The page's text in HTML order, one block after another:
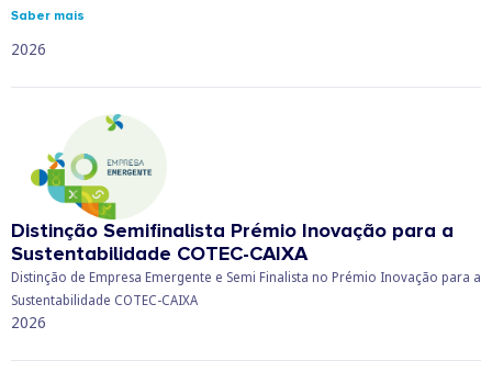
Saber mais
2026
Distinção Semifinalista Prémio Inovação para a
Sustentabilidade COTEC-CAIXA
Distinção de Empresa Emergente e Semi Finalista no Prémio Inovação para a
Sustentabilidade COTEC-CAIXA
2026